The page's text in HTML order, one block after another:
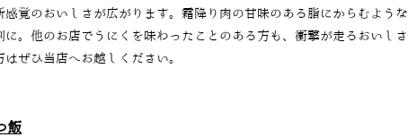
覚のおいしさが広がります。霜降り肉の甘味のある脂にからむような
。他のお店でうにくを味わったことのある方も、衝撃が走るおいしさ
ぜひ当店へお越しください。
飯